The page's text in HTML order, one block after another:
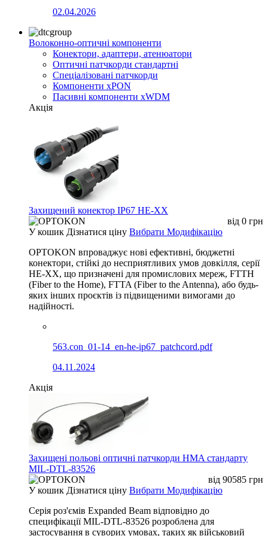
02.04.2026
Волоконно-оптичні компоненти
Конектори, адаптери, атенюатори
Оптичні патчкорди стандартні
Спеціалізовані патчкорди
Компоненти xPON
Пасивні компоненти xWDM
Акція
Захищений конектор IP67 HE-XX
від 0 грн
У кошик Дізнатися ціну Вибрати Модифікацію
OPTOKON впроваджує нові ефективні, бюджетні
конектори, стійкі до несприятливих умов довкілля, серії
HE-XX, що призначені для промислових мереж, FTTH
(Fiber to the Home), FTTA (Fiber to the Antenna), або будь-
яких інших проєктів із підвищеними вимогами до
надійності.
563.con_01-14_en-he-ip67_patchcord.pdf
04.11.2024
Акція
Захищені польові оптичні патчкорди HMA стандарту
MIL-DTL-83526
від 90585 грн
У кошик Дізнатися ціну Вибрати Модифікацію
Серія роз'ємів Expanded Beam відповідно до
специфікації MIL-DTL-83526 розроблена для
застосування в суворих умовах, таких як військовий